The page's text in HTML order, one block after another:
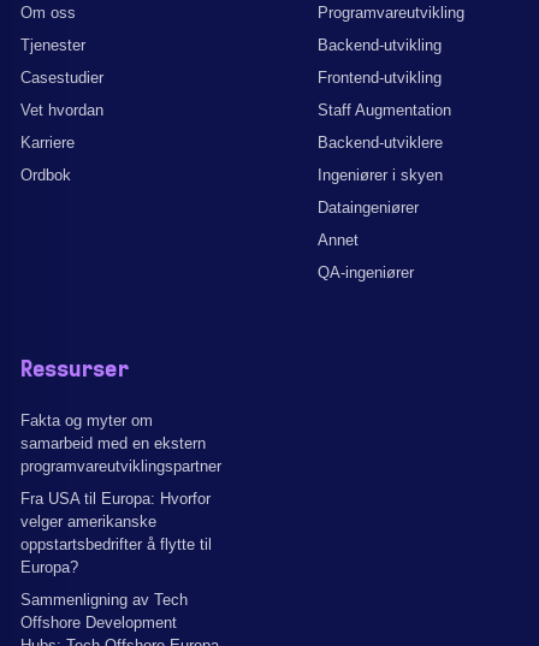
Om oss
Tjenester
Casestudier
Vet hvordan
Karriere
Ordbok
Programvareutvikling
Backend-utvikling
Frontend-utvikling
Staff Augmentation
Backend-utviklere
Ingeniører i skyen
Dataingeniører
Annet
QA-ingeniører
Ressurser
Fakta og myter om
samarbeid med en ekstern
programvareutviklingspartner
Fra USA til Europa: Hvorfor
velger amerikanske
oppstartsbedrifter å flytte til
Europa?
Sammenligning av Tech
Offshore Development